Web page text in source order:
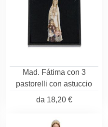
Mad. Fátima con 3
pastorelli con astuccio
da 18,20 €